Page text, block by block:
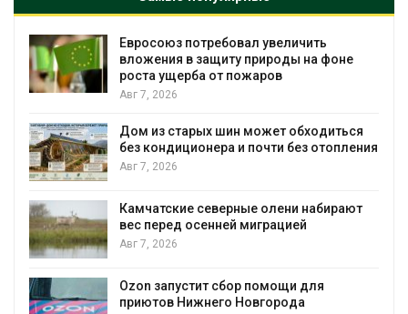
Евросоюз потребовал увеличить
вложения в защиту природы на фоне
роста ущерба от пожаров
Авг 7, 2026
Дом из старых шин может обходиться
без кондиционера и почти без отопления
Авг 7, 2026
Камчатские северные олени набирают
вес перед осенней миграцией
Авг 7, 2026
Ozon запустит сбор помощи для
приютов Нижнего Новгорода